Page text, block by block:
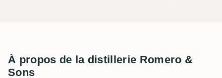
À propos de la distillerie Romero &
Sons